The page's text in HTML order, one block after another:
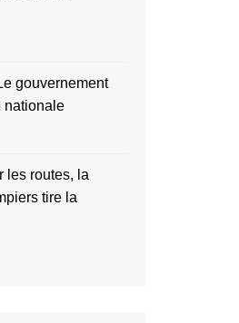
gouvernement
nationale
les routes, la
tire la